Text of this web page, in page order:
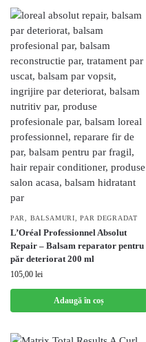
PAR BALSAMURI ,PAR DEGRADAT
L’Oréal Professionnel Absolut
Repair – Balsam reparator pentru
păr deteriorat 200 ml
105,00 lei
Adaugă în coș